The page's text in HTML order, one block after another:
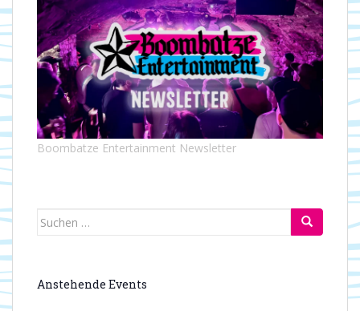
Boombatze Entertainment Newsletter
Suchen
Anstehende Events